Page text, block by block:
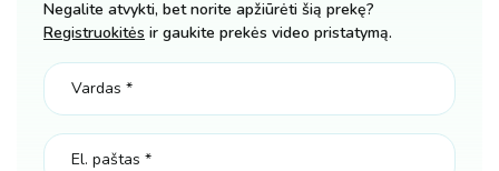
was:
7.50 €.
is:
3.75 €.
Negalite atvykti, bet norite apžiūrėti šią prekę?
Registruokitės ir gaukite prekės video pristatymą.